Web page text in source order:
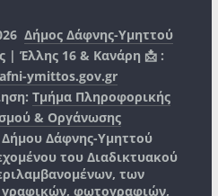
Δήμος Δάφνης-Υμηττού
| Έλλης 16 & Κανάρη 📩 :
ymittos.gov.gr
Τμήμα Πληροφορικής
& Οργάνωσης
Δήμου Δάφνης-Υμηττού
του Διαδικτυακού
των
γραφικών, φωτογραφιών,